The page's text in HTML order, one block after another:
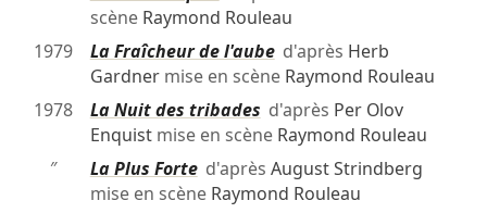
scène Raymond Rouleau
1979
La Fraîcheur de l'aubed'après Herb
Gardnermise en scène Raymond Rouleau
1978
La Nuit des tribades d'après Per Olov
Enquistmise en scène Raymond Rouleau
″
La Plus Forted'après August Strindberg
mise en scène Raymond Rouleau